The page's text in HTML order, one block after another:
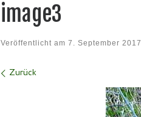
image3
Veröffentlicht am 7. September 2017
Bilder Navigation
Zurück